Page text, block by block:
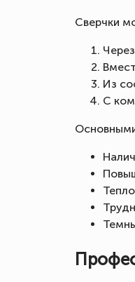
Сверчки
Из
С